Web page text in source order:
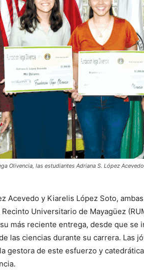
Olivencia, las estudiantes Adriana S. López
Acevedo y Kiarelis López Soto,
Universitario de Mayagüez
más reciente entrega, desde que se
las ciencias durante su carrera. Las
gestora de este esfuerzo y